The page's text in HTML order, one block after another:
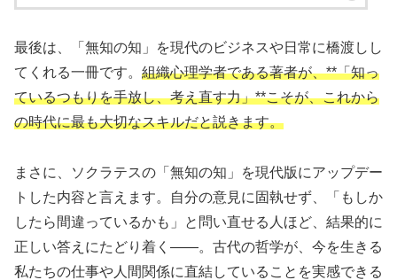
最後は、「無知の知」を現代のビジネスや日常に橋渡しし
てくれる一冊です。 組織心理学者である著者が、**「知っ
ているつもりを手放し、考え直す力」**こそが、これから
の時代に最も大切なスキルだと説きます。
まさに、ソクラテスの「無知の知」を現代版にアップデー
トした内容と言えます。自分の意見に固執せず、「もしか
したら間違っているかも」と問い直せる人ほど、結果的に
正しい答えにたどり着く——。古代の哲学が、今を生きる
私たちの仕事や人間関係に直結していることを実感できる